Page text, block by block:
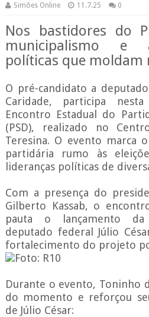
Simões Online 11.7.25 0
Nos bastidores do
municipalismo e
políticas que moldam
O pré-candidato a
Caridade, participa
Encontro Estadual do
(PSD), realizado no
Teresina. O evento marca
partidária rumo às
lideranças políticas de
Com a presença do
Gilberto Kassab, o
pauta o lançamento da
deputado federal Júlio
fortalecimento do projeto
Foto: R10
Durante o evento, Toninho
do momento e reforçou
de Júlio César: